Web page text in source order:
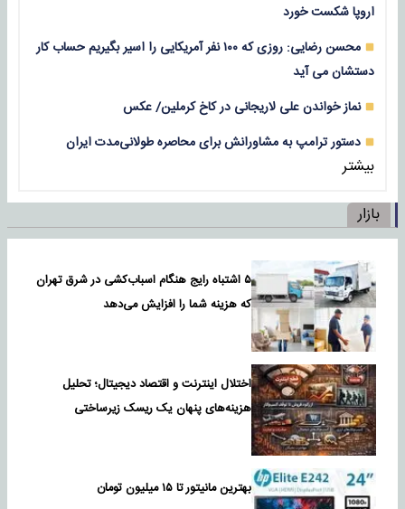
اروپا شکست خورد
محسن رضایی: روزی که ۱۰۰ نفر آمریکایی را اسیر بگیریم حساب کار
دستشان می آید
نماز خواندن علی لاریجانی در کاخ کرملین/ عکس
دستور ترامپ به مشاورانش برای محاصره طولانی‌مدت ایران
بیشتر
بازار
۵ اشتباه رایج هنگام اسباب‌کشی در شرق تهران
که هزینه شما را افزایش می‌دهد
اختلال اینترنت و اقتصاد دیجیتال؛ تحلیل
هزینه‌های پنهان یک ریسک زیرساختی
بهترین مانیتور تا ۱۵ میلیون تومان